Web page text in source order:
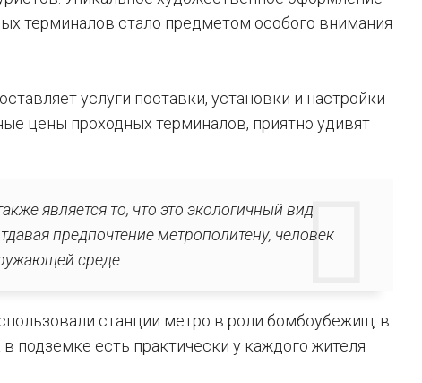
терминалов стало предметом особого внимания
услуги поставки, установки и настройки
цены проходных терминалов, приятно удивят
является то, что это экологичный вид
предпочтение метрополитену, человек
среде.
станции метро в роли бомбоубежищ, в
подземке есть практически у каждого жителя